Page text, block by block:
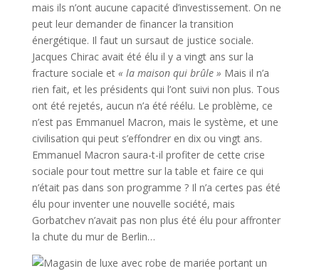
mais ils n’ont aucune capacité d’investissement. On ne
peut leur demander de financer la transition
énergétique. Il faut un sursaut de justice sociale.
Jacques Chirac avait été élu il y a vingt ans sur la
fracture sociale et « la maison qui brûle » Mais il n’a
rien fait, et les présidents qui l’ont suivi non plus. Tous
ont été rejetés, aucun n’a été réélu. Le problème, ce
n’est pas Emmanuel Macron, mais le système, et une
civilisation qui peut s’effondrer en dix ou vingt ans.
Emmanuel Macron saura-t-il profiter de cette crise
sociale pour tout mettre sur la table et faire ce qui
n’était pas dans son programme ? Il n’a certes pas été
élu pour inventer une nouvelle société, mais
Gorbatchev n’avait pas non plus été élu pour affronter
la chute du mur de Berlin…